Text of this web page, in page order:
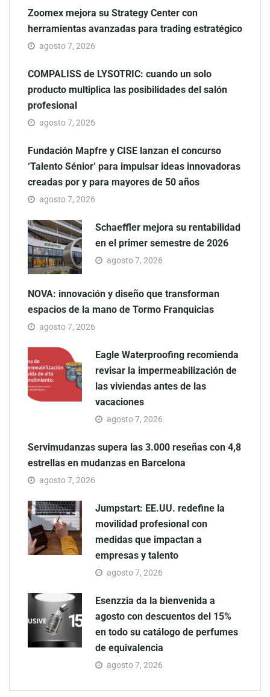
Zoomex mejora su Strategy Center con
herramientas avanzadas para trading estratégico
agosto 7, 2026
COMPALISS de LYSOTRIC: cuando un solo
producto multiplica las posibilidades del salón
profesional
agosto 7, 2026
Fundación Mapfre y CISE lanzan el concurso
‘Talento Sénior’ para impulsar ideas innovadoras
creadas por y para mayores de 50 años
agosto 7, 2026
Schaeffler mejora su rentabilidad
en el primer semestre de 2026
agosto 7, 2026
NOVA: innovación y diseño que transforman
espacios de la mano de Tormo Franquicias
agosto 7, 2026
Eagle Waterproofing recomienda
revisar la impermeabilización de
las viviendas antes de las
vacaciones
agosto 7, 2026
Servimudanzas supera las 3.000 reseñas con 4,8
estrellas en mudanzas en Barcelona
agosto 7, 2026
Jumpstart: EE.UU. redefine la
movilidad profesional con
medidas que impactan a
empresas y talento
agosto 7, 2026
Esenzzia da la bienvenida a
agosto con descuentos del 15%
en todo su catálogo de perfumes
de equivalencia
agosto 7, 2026